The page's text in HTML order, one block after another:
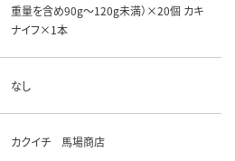
重量を含め90g～120g未満）×20個 カキ
ナイフ×1本
なし
カクイチ 馬場商店